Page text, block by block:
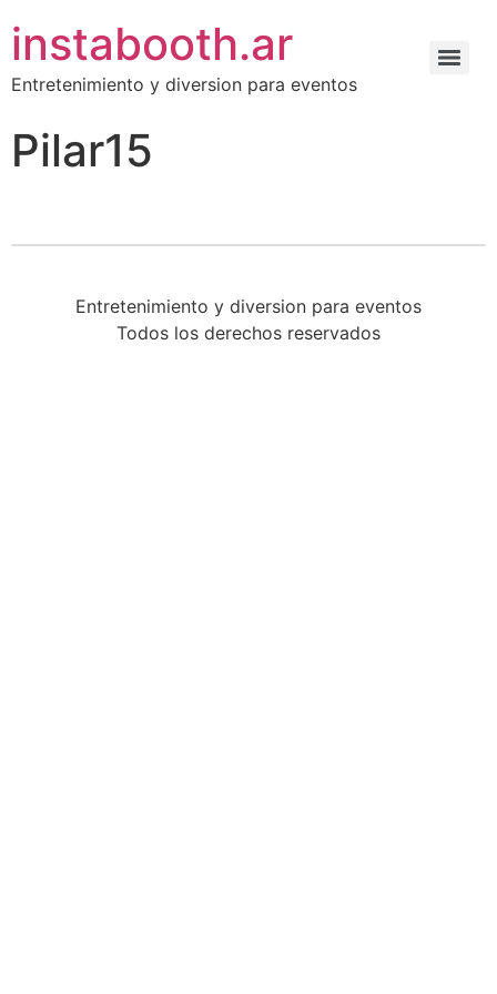
instabooth.ar
Entretenimiento y diversion para eventos
Pilar15
Entretenimiento y diversion para eventos
Todos los derechos reservados